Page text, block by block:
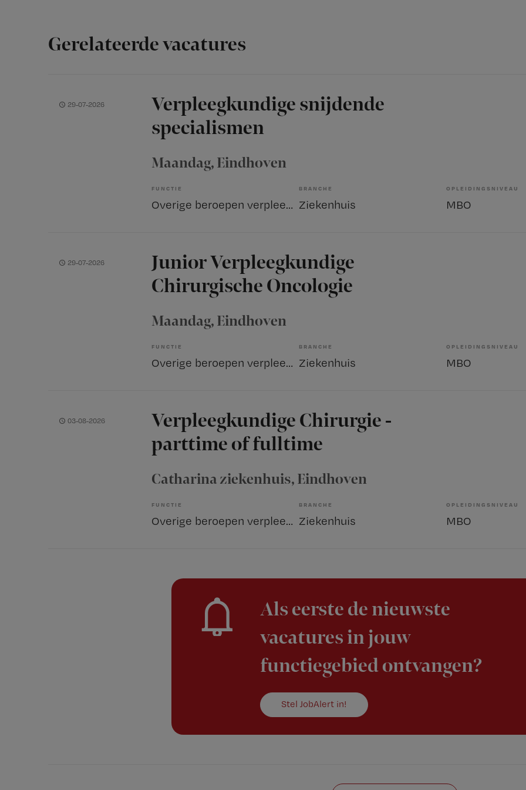
Gerelateerde vacatures
29-07-2026
Verpleegkundige snijdende
specialismen
Maandag, Eindhoven
FUNCTIE
Overige beroepen verpleegkunde
BRANCHE
Ziekenhuis
OPLEIDINGSNIVEAU
MBO
29-07-2026
Junior Verpleegkundige
Chirurgische Oncologie
Maandag, Eindhoven
FUNCTIE
Overige beroepen verpleegkunde
BRANCHE
Ziekenhuis
OPLEIDINGSNIVEAU
MBO
03-08-2026
Verpleegkundige Chirurgie -
parttime of fulltime
Catharina ziekenhuis, Eindhoven
FUNCTIE
Overige beroepen verpleegkunde
BRANCHE
Ziekenhuis
OPLEIDINGSNIVEAU
MBO
Als eerste de nieuwste
vacatures in jouw
functiegebied ontvangen?
Stel JobAlert in!